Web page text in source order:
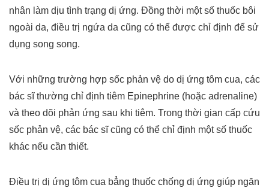
nhân làm dịu tình trạng dị ứng. Đồng thời một số thuốc bôi
ngoài da, điều trị ngứa da cũng có thể được chỉ định để sử
dụng song song.
Với những trường hợp sốc phản vệ do dị ứng tôm cua, các
bác sĩ thường chỉ định tiêm Epinephrine (hoặc adrenaline)
và theo dõi phản ứng sau khi tiêm. Trong thời gian cấp cứu
sốc phản vệ, các bác sĩ cũng có thể chỉ định một số thuốc
khác nếu cần thiết.
Điều trị dị ứng tôm cua bẳng thuốc chống dị ứng giúp ngăn